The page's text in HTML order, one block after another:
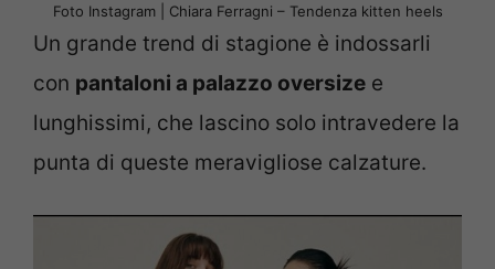
Foto Instagram | Chiara Ferragni – Tendenza kitten heels
Un grande trend di stagione è indossarli
con pantaloni a palazzo oversize e
lunghissimi, che lascino solo intravedere la
punta di queste meravigliose calzature.